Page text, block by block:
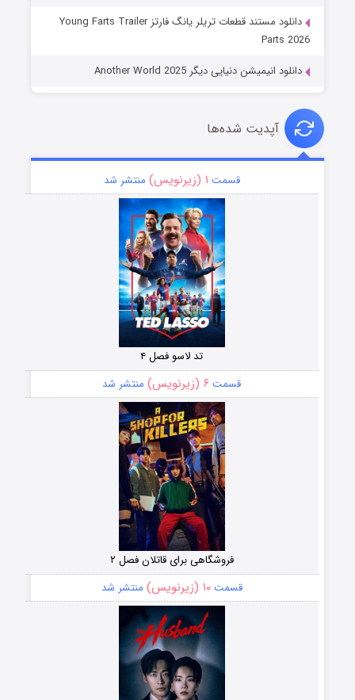
دانلود مستند قطعات تریلر یانگ فارتز Young Farts Trailer
Parts 2026
دانلود انیمیشن دنیایی دیگر Another World 2025
آپدیت شده‌ها
قسمت ۱ (زیرنویس) منتشر شد
تد لاسو فصل ۴
قسمت ۶ (زیرنویس) منتشر شد
فروشگاهی برای قاتلان فصل ۲
قسمت۱۰ (زیرنویس) منتشر شد